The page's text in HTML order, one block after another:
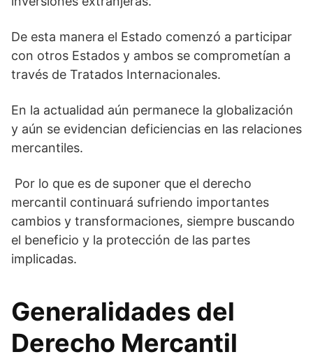
De esta manera el Estado comenzó a participar
con otros Estados y ambos se comprometían a
través de Tratados Internacionales.
En la actualidad aún permanece la globalización
y aún se evidencian deficiencias en las relaciones
mercantiles.
Por lo que es de suponer que el derecho
mercantil continuará sufriendo importantes
cambios y transformaciones, siempre buscando
el beneficio y la protección de las partes
implicadas.
Generalidades del
Derecho Mercantil